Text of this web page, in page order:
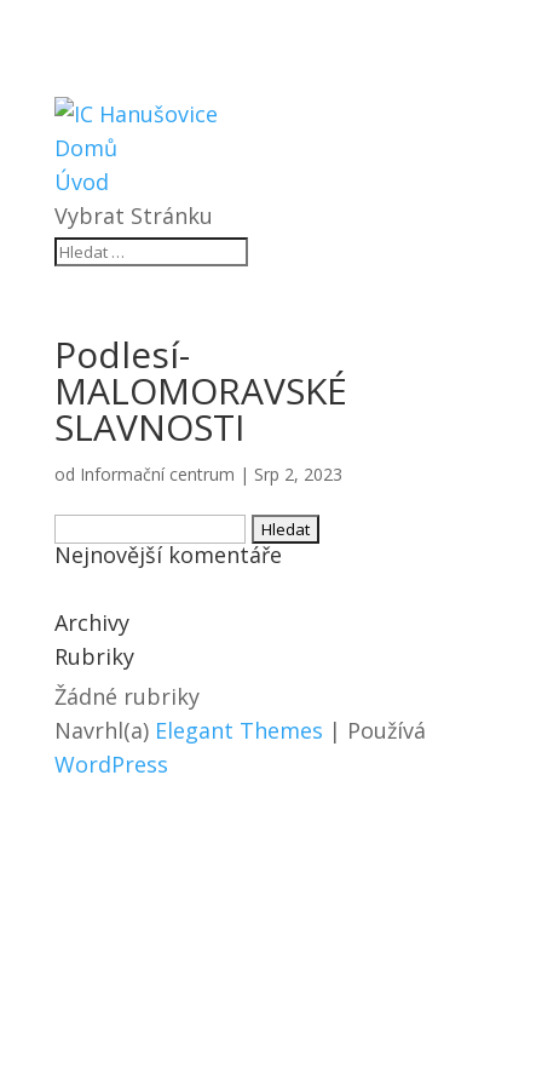
Domů
Úvod
Vybrat Stránku
Podlesí-
MALOMORAVSKÉ
SLAVNOSTI
od Informační centrum | Srp 2, 2023
Vyhledávání
Nejnovější komentáře
Archivy
Rubriky
Žádné rubriky
Navrhl(a) Elegant Themes | Používá
WordPress